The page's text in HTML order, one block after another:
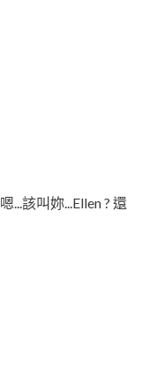
...該叫妳...Ellen ? 還